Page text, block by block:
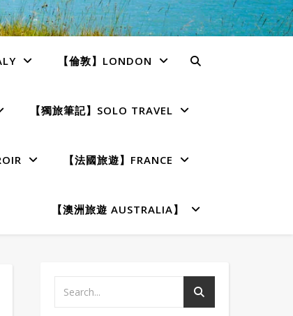
【倫敦】LONDON
【獨旅筆記】SOLO TRAVEL
【法國旅遊】FRANCE
【澳洲旅遊 AUSTRALIA】